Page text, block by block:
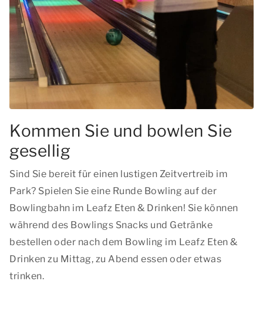
Kommen Sie und bowlen Sie
gesellig
Sind Sie bereit für einen lustigen Zeitvertreib im
Park? Spielen Sie eine Runde Bowling auf der
Bowlingbahn im Leafz Eten & Drinken! Sie können
während des Bowlings Snacks und Getränke
bestellen oder nach dem Bowling im Leafz Eten &
Drinken zu Mittag, zu Abend essen oder etwas
trinken.